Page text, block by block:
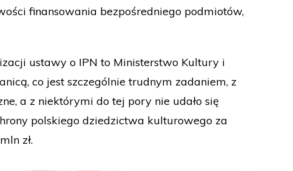
finansowania bezpośredniego podmiotów,
ustawy o IPN to Ministerstwo Kultury i
co jest szczególnie trudnym zadaniem, z
a z niektórymi do tej pory nie udało się
polskiego dziedzictwa kulturowego za
zł.